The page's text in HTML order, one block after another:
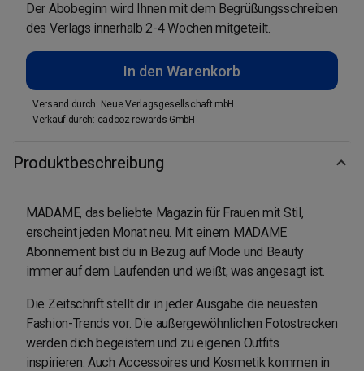
Der Abobeginn wird Ihnen mit dem Begrüßungsschreiben
des Verlags innerhalb 2-4 Wochen mitgeteilt.
In den Warenkorb
Versand durch: Neue Verlagsgesellschaft mbH
Verkauf durch: cadooz rewards GmbH
Produktbeschreibung
MADAME, das beliebte Magazin für Frauen mit Stil,
erscheint jeden Monat neu. Mit einem MADAME
Abonnement bist du in Bezug auf Mode und Beauty
immer auf dem Laufenden und weißt, was angesagt ist.
Die Zeitschrift stellt dir in jeder Ausgabe die neuesten
Fashion-Trends vor. Die außergewöhnlichen Fotostrecken
werden dich begeistern und zu eigenen Outfits
inspirieren. Auch Accessoires und Kosmetik kommen in